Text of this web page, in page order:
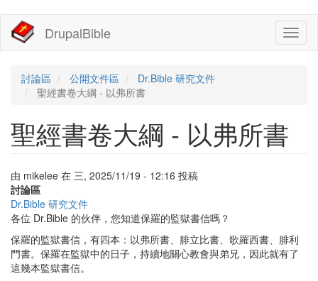
主
DrupalBible
討論區 公開文件區
Dr.Bible 研究文件
聖經書卷大綱 - 以弗所書
聖經書卷大綱 - 以弗所書
由 mikelee 在 三, 2025/11/19 - 12:16 投稿
討論區
Dr.Bible 研究文件
各位 Dr.Bible 的伙伴，您知道保羅的監獄書信嗎？
保羅的監獄書信，有四本：以弗所書、腓立比書、歌羅西書、腓利
門書。保羅在監獄中的日子，持續地關心教會與弟兄，因此就有了
這幾本監獄書信。